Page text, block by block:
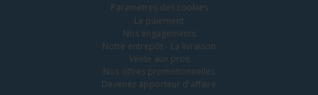
Paramètres des cookies
Le paiement
Nos engagements
Notre entrepôt - La livraison
Vente aux pros
Nos offres promotionnelles
Devenez apporteur d'affaire